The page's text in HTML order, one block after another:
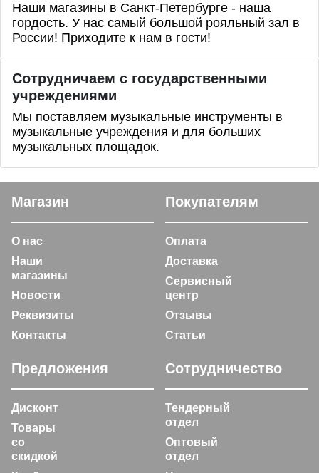
Наши магазины в Санкт-Петербурге - наша
гордость. У нас самый большой рояльный зал в
России! Приходите к нам в гости!
Сотрудничаем с государственными
учреждениями
Мы поставляем музыкальные инструменты в
музыкальные учреждения и для больших
музыкальных площадок.
Магазин
О нас
Наши
магазины
Новости
Реквизиты
Контакты
Покупателям
Оплата
Доставка
Сервисный
центр
Отзывы
Статьи
Предложения
Дисконт
Товары
со
скидкой
Сотрудничество
Тендерный
отдел
Оптовый
отдел